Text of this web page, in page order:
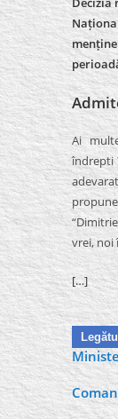
Ai
îndrepti
vrei, noi
[…]